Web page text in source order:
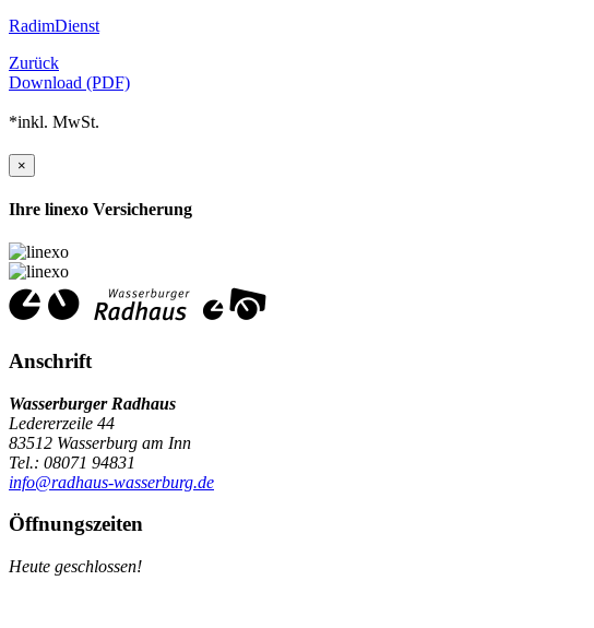
RadimDienst
Zurück
Download (PDF)
*inkl. MwSt.
×
Ihre linexo Versicherung
Anschrift
Wasserburger Radhaus
Ledererzeile 44
83512 Wasserburg am Inn
Tel.: 08071 94831
info@radhaus-wasserburg.de
Öffnungszeiten
Heute geschlossen!